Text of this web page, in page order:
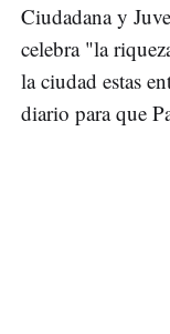
Ciudadana y
celebra "la
la ciudad estas
diario para que